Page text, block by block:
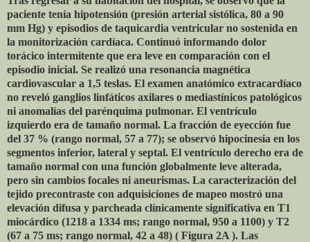
paciente tenía hipotensión (presión arterial sistólica, 80 a 90
mm Hg) y episodios de taquicardia ventricular no sostenida en
la monitorización cardíaca. Continuó informando dolor
torácico intermitente que era leve en comparación con el
episodio inicial. Se realizó una resonancia magnética
cardiovascular a 1,5 teslas. El examen anatómico extracardíaco
no reveló ganglios linfáticos axilares o mediastínicos patológicos
ni anomalías del parénquima pulmonar. El ventrículo
izquierdo era de tamaño normal. La fracción de eyección fue
del 37 % (rango normal, 57 a 77); se observó hipocinesia en los
segmentos inferior, lateral y septal. El ventrículo derecho era de
tamaño normal con una función globalmente leve alterada,
pero sin cambios focales ni aneurismas. La caracterización del
tejido precontraste con adquisiciones de mapeo mostró una
elevación difusa y parcheada clínicamente significativa en T1
miocárdico (1218 a 1334 ms; rango normal, 950 a 1100) y T2
(67 a 75 ms; rango normal, 42 a 48) ( Figura 2A ). Las